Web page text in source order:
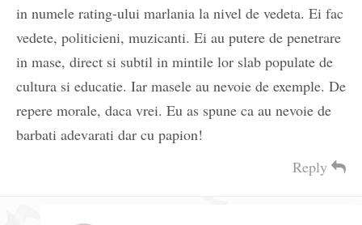
in numele rating-ului marlania la nivel de vedeta. Ei fac
vedete, politicieni, muzicanti. Ei au putere de penetrare
in mase, direct si subtil in mintile lor slab populate de
cultura si educatie. Iar masele au nevoie de exemple. De
repere morale, daca vrei. Eu as spune ca au nevoie de
barbati adevarati dar cu papion!
Reply